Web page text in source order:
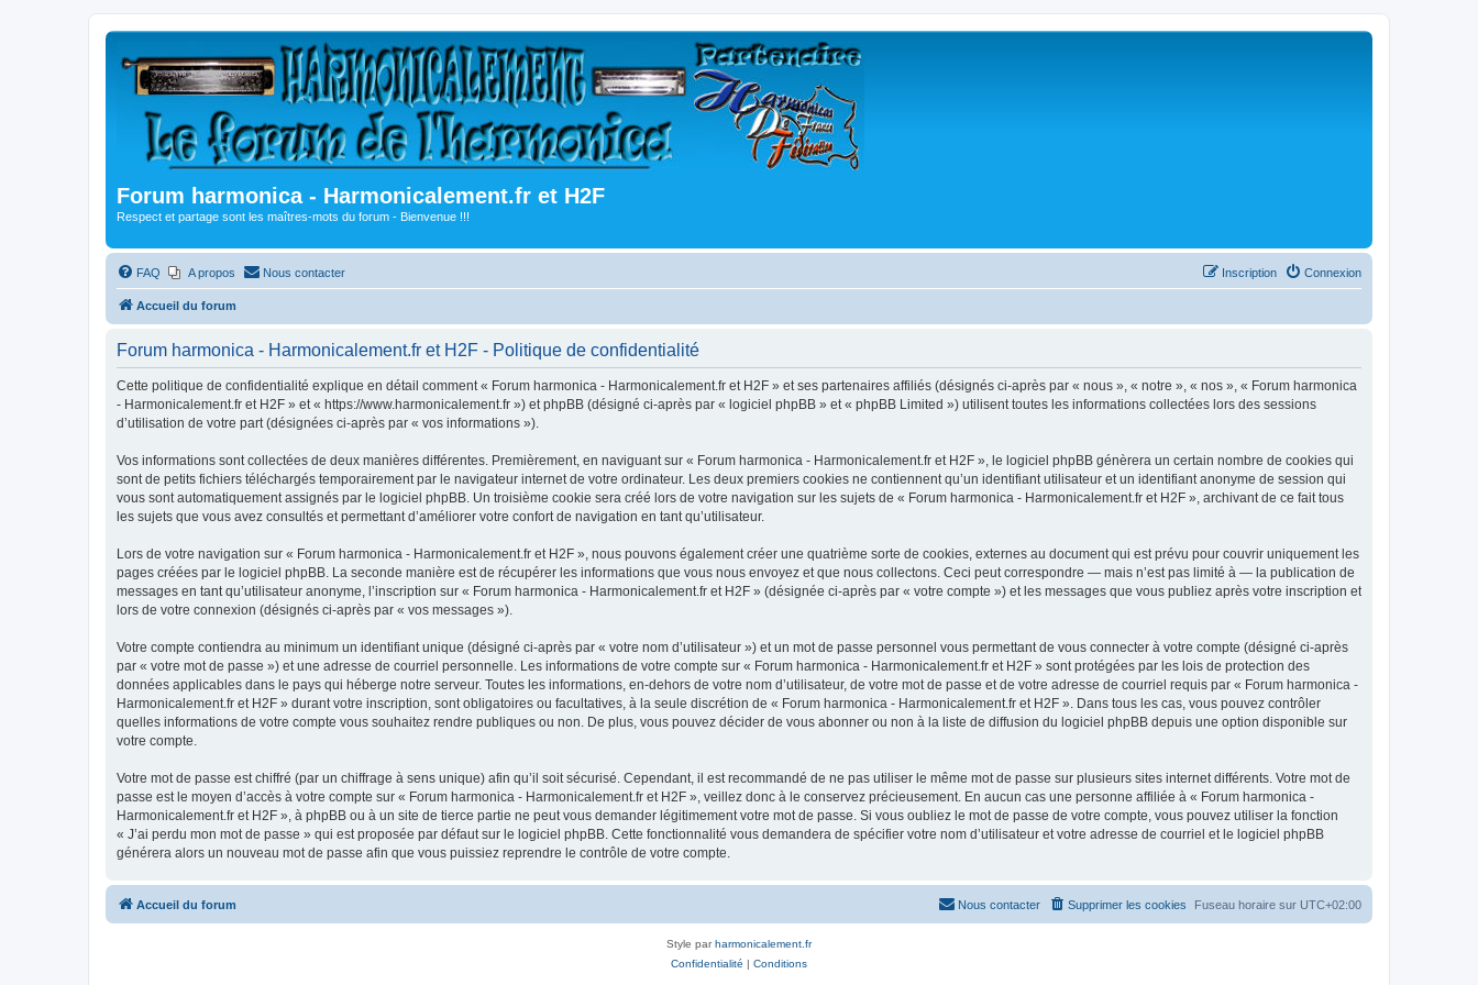
Forum harmonica - Harmonicalement.fr et H2F
Respect et partage sont les maîtres-mots du forum - Bienvenue !!!
FAQ A propos Nous contacter Connexion
Inscription
Accueil du forum
Forum harmonica - Harmonicalement.fr et H2F - Politique de confidentialité
Cette politique de confidentialité explique en détail comment « Forum harmonica - Harmonicalement.fr et H2F » et ses partenaires affiliés (désignés ci-après par « nous », « notre », « nos », « Forum harmonica
- Harmonicalement.fr et H2F » et « https://www.harmonicalement.fr ») et phpBB (désigné ci-après par « logiciel phpBB » et « phpBB Limited ») utilisent toutes les informations collectées lors des sessions
d’utilisation de votre part (désignées ci-après par « vos informations »).
Vos informations sont collectées de deux manières différentes. Premièrement, en naviguant sur « Forum harmonica - Harmonicalement.fr et H2F », le logiciel phpBB génèrera un certain nombre de cookies qui
sont de petits fichiers téléchargés temporairement par le navigateur internet de votre ordinateur. Les deux premiers cookies ne contiennent qu’un identifiant utilisateur et un identifiant anonyme de session qui
vous sont automatiquement assignés par le logiciel phpBB. Un troisième cookie sera créé lors de votre navigation sur les sujets de « Forum harmonica - Harmonicalement.fr et H2F », archivant de ce fait tous
les sujets que vous avez consultés et permettant d’améliorer votre confort de navigation en tant qu’utilisateur.
Lors de votre navigation sur « Forum harmonica - Harmonicalement.fr et H2F », nous pouvons également créer une quatrième sorte de cookies, externes au document qui est prévu pour couvrir uniquement les
pages créées par le logiciel phpBB. La seconde manière est de récupérer les informations que vous nous envoyez et que nous collectons. Ceci peut correspondre — mais n’est pas limité à — la publication de
messages en tant qu’utilisateur anonyme, l’inscription sur « Forum harmonica - Harmonicalement.fr et H2F » (désignée ci-après par « votre compte ») et les messages que vous publiez après votre inscription et
lors de votre connexion (désignés ci-après par « vos messages »).
Votre compte contiendra au minimum un identifiant unique (désigné ci-après par « votre nom d’utilisateur ») et un mot de passe personnel vous permettant de vous connecter à votre compte (désigné ci-après
par « votre mot de passe ») et une adresse de courriel personnelle. Les informations de votre compte sur « Forum harmonica - Harmonicalement.fr et H2F » sont protégées par les lois de protection des
données applicables dans le pays qui héberge notre serveur. Toutes les informations, en-dehors de votre nom d’utilisateur, de votre mot de passe et de votre adresse de courriel requis par « Forum harmonica -
Harmonicalement.fr et H2F » durant votre inscription, sont obligatoires ou facultatives, à la seule discrétion de « Forum harmonica - Harmonicalement.fr et H2F ». Dans tous les cas, vous pouvez contrôler
quelles informations de votre compte vous souhaitez rendre publiques ou non. De plus, vous pouvez décider de vous abonner ou non à la liste de diffusion du logiciel phpBB depuis une option disponible sur
votre compte.
Votre mot de passe est chiffré (par un chiffrage à sens unique) afin qu’il soit sécurisé. Cependant, il est recommandé de ne pas utiliser le même mot de passe sur plusieurs sites internet différents. Votre mot de
passe est le moyen d’accès à votre compte sur « Forum harmonica - Harmonicalement.fr et H2F », veillez donc à le conservez précieusement. En aucun cas une personne affiliée à « Forum harmonica -
Harmonicalement.fr et H2F », à phpBB ou à un site de tierce partie ne peut vous demander légitimement votre mot de passe. Si vous oubliez le mot de passe de votre compte, vous pouvez utiliser la fonction
« J’ai perdu mon mot de passe » qui est proposée par défaut sur le logiciel phpBB. Cette fonctionnalité vous demandera de spécifier votre nom d’utilisateur et votre adresse de courriel et le logiciel phpBB
générera alors un nouveau mot de passe afin que vous puissiez reprendre le contrôle de votre compte.
Accueil du forum Fuseau horaire sur UTC+02:00
Supprimer les cookies
Nous contacter
Style parharmonicalement.fr
Confidentialité | Conditions